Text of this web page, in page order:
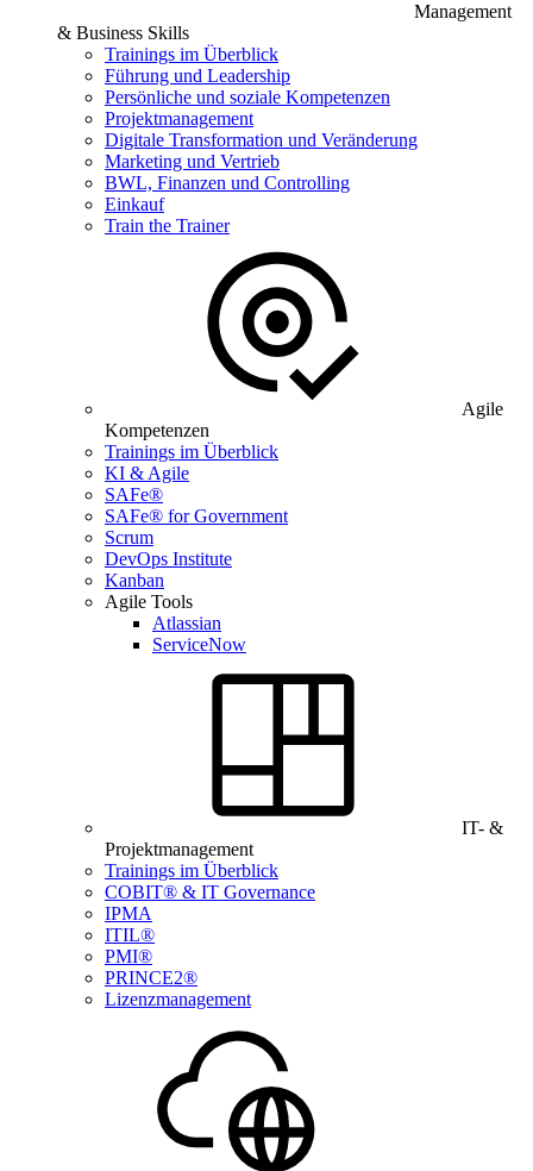
Management
& Business Skills
Trainings im Überblick
Führung und Leadership
Persönliche und soziale Kompetenzen
Projektmanagement
Digitale Transformation und Veränderung
Marketing und Vertrieb
BWL, Finanzen und Controlling
Einkauf
Train the Trainer
Agile
Kompetenzen
Trainings im Überblick
KI & Agile
SAFe®
SAFe® for Government
Scrum
DevOps Institute
Kanban
Agile Tools
Atlassian
ServiceNow
IT- &
Projektmanagement
Trainings im Überblick
COBIT® & IT Governance
IPMA
ITIL®
PMI®
PRINCE2®
Lizenzmanagement